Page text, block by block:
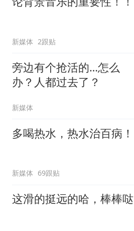
新媒体 2跟贴
旁边有个抢活的…怎么
办？人都过去了？
新媒体
多喝热水，热水治百病！
新媒体 69跟贴
这滑的挺远的哈，棒棒哒